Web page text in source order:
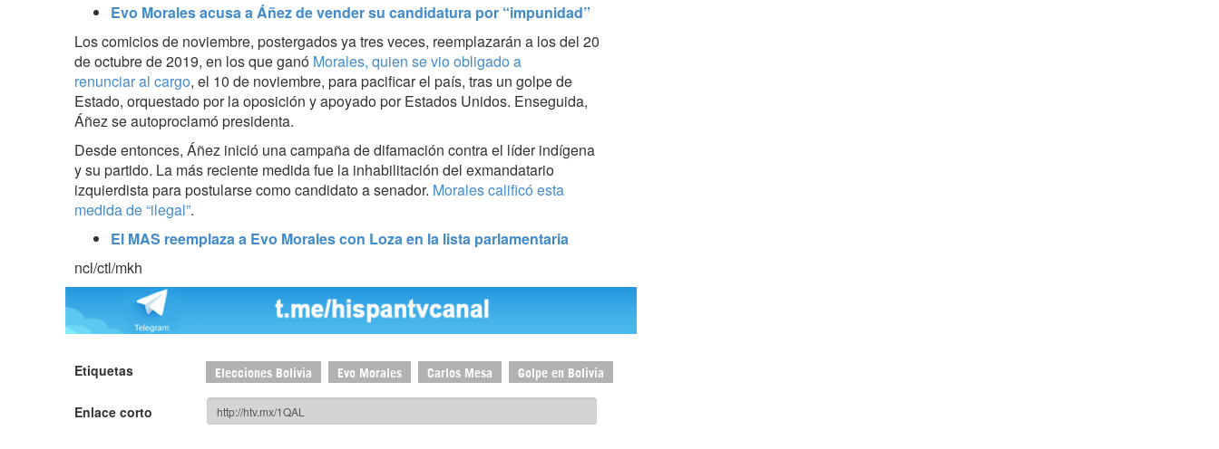
Evo Morales acusa a Áñez de vender su candidatura por “impunidad”
Los comicios de noviembre, postergados ya tres veces, reemplazarán a los del 20
de octubre de 2019, en los que ganó Morales, quien se vio obligado a
renunciar al cargo, el 10 de noviembre, para pacificar el país, tras un golpe de
Estado, orquestado por la oposición y apoyado por Estados Unidos. Enseguida,
Áñez se autoproclamó presidenta.
Desde entonces, Áñez inició una campaña de difamación contra el líder indígena
y su partido. La más reciente medida fue la inhabilitación del exmandatario
izquierdista para postularse como candidato a senador. Morales calificó esta
medida de “ilegal”.
El MAS reemplaza a Evo Morales con Loza en la lista parlamentaria
ncl/ctl/mkh
Etiquetas Elecciones Bolivia Evo Morales Carlos Mesa Golpe en Bolivia
Enlace corto